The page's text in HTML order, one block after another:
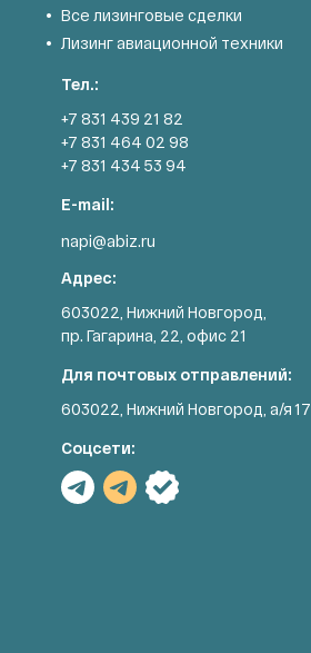
Все лизинговые сделки
Лизинг авиационной техники
Тел.:
+7 831 439 21 82
+7 831 464 02 98
+7 831 434 53 94
E-mail:
napi@abiz.ru
Адрес:
603022, Нижний Новгород,
пр. Гагарина, 22, офис 21
Для почтовых отправлений:
603022, Нижний Новгород, а/я 17
Соцсети: